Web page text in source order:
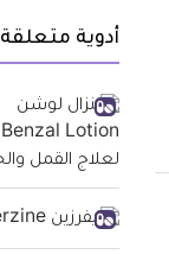
أدوية متعلقة